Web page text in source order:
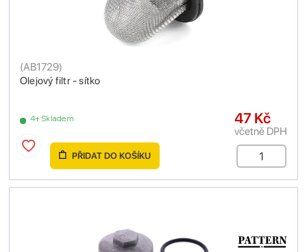
Olejový filtr - sítko
(AB1729)
4+ Skladem 47 Kč
včetně DPH
PŘIDAT DO KOŠÍKU